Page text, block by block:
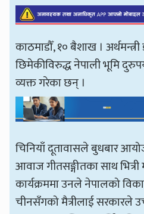
काठमाडौँ, १० बैशाख ।
छिमेकीविरुद्ध नेपाली भूमि
व्यक्त गरेका छन् ।
चिनियाँ दूतावासले बुधबार
आवाज गीतसङ्गीतका साथ भित्री
कार्यक्रममा उनले नेपालको
चीनसँगको मैत्रीलाई सरकारले